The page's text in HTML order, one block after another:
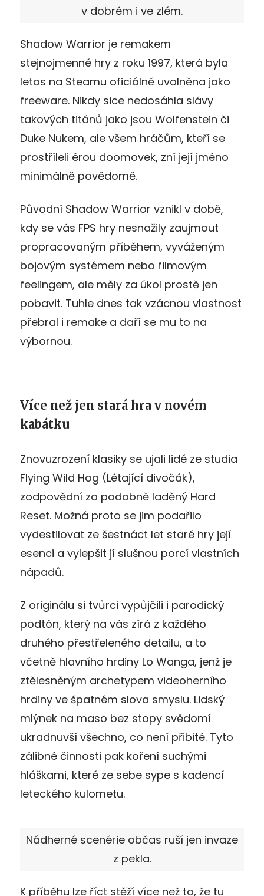
v dobrém i ve zlém.
Shadow Warrior je remakem
stejnojmenné hry z roku 1997, která byla
letos na Steamu oficiálně uvolněna jako
freeware. Nikdy sice nedosáhla slávy
takových titánů jako jsou Wolfenstein či
Duke Nukem, ale všem hráčům, kteří se
prostříleli érou doomovek, zní její jméno
minimálně povědomě.
Původní Shadow Warrior vznikl v době,
kdy se vás FPS hry nesnažily zaujmout
propracovaným příběhem, vyváženým
bojovým systémem nebo filmovým
feelingem, ale měly za úkol prostě jen
pobavit. Tuhle dnes tak vzácnou vlastnost
přebral i remake a daří se mu to na
výbornou.
Více než jen stará hra v novém
kabátku
Znovuzrození klasiky se ujali lidé ze studia
Flying Wild Hog (Létající divočák),
zodpovědní za podobně laděný Hard
Reset. Možná proto se jim podařilo
vydestilovat ze šestnáct let staré hry její
esenci a vylepšit jí slušnou porcí vlastních
nápadů.
Z originálu si tvůrci vypůjčili i parodický
podtón, který na vás zírá z každého
druhého přestřeleného detailu, a to
včetně hlavního hrdiny Lo Wanga, jenž je
ztělesněným archetypem videoherního
hrdiny ve špatném slova smyslu. Lidský
mlýnek na maso bez stopy svědomí
ukradnuvší všechno, co není přibité. Tyto
zálibné činnosti pak koření suchými
hláškami, které ze sebe sype s kadencí
leteckého kulometu.
Nádherné scenérie občas ruší jen invaze
z pekla.
K příběhu lze říct stěží více než to, že tu